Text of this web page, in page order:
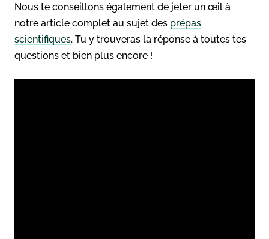
Nous te conseillons également de jeter un œil à
notre article complet au sujet des prépas
scientifiques. Tu y trouveras la réponse à toutes tes
questions et bien plus encore !